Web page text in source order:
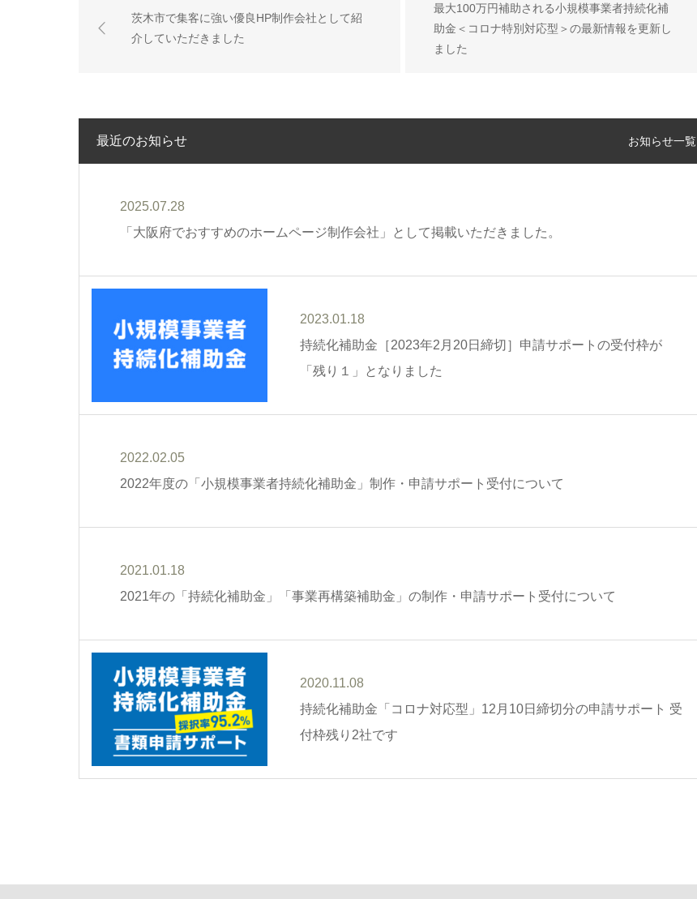
茨木市で集客に強い優良HP制作会社として紹
介していただきました
最大100万円補助される小規模事業者持続化補
助金＜コロナ特別対応型＞の最新情報を更新し
ました
最近のお知らせ お知らせ一覧
2025.07.28
「大阪府でおすすめのホームページ制作会社」として掲載いただきました。
2023.01.18
持続化補助金［2023年2月20日締切］申請サポートの受付枠が
「残り１」となりました
2022.02.05
2022年度の「小規模事業者持続化補助金」制作・申請サポート受付について
2021.01.18
2021年の「持続化補助金」「事業再構築補助金」の制作・申請サポート受付について
2020.11.08
持続化補助金「コロナ対応型」12月10日締切分の申請サポート 受
付枠残り2社です